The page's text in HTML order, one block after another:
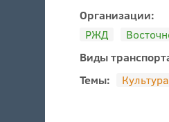
Организации:
РЖД
Виды
Темы:
Культура